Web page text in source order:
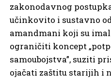
zakonodavnog
učinkovito i sustavno
amandmani koji su
ograničiti koncept
samoubojstva”, suziti
ojačati zaštitu starijih i